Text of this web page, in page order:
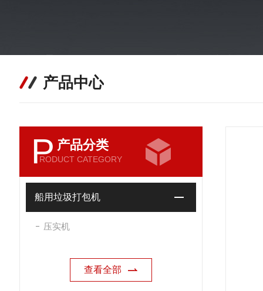
产品中心
P 产品分类
RODUCT CATEGORY
船用垃圾打包机
压实机
查看全部